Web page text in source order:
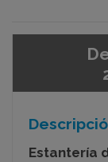
Estantería